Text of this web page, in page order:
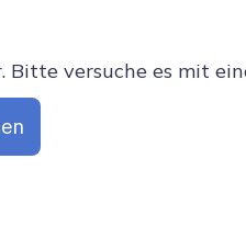
Bitte versuche es mit